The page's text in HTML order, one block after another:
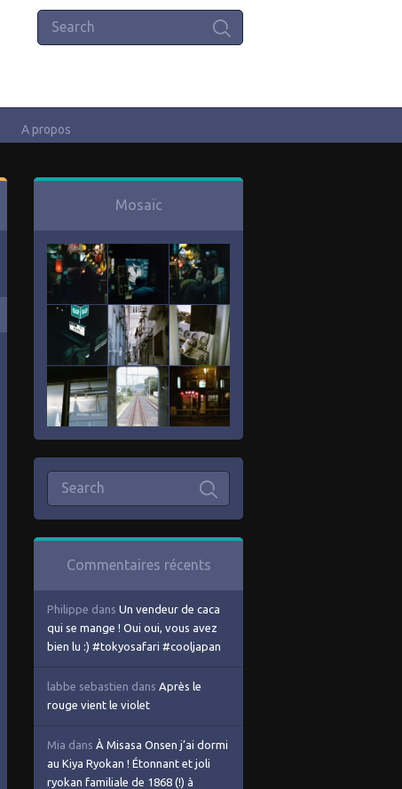
A propos
Mosaïc
Commentaires récents
Philippe dans Un vendeur de caca
qui se mange ! Oui oui, vous avez
bien lu :) #tokyosafari #cooljapan
labbe sebastien dans Après le
rouge vient le violet
Mia dans À Misasa Onsen j’ai dormi
au Kiya Ryokan ! Étonnant et joli
ryokan familiale de 1868 (!) à